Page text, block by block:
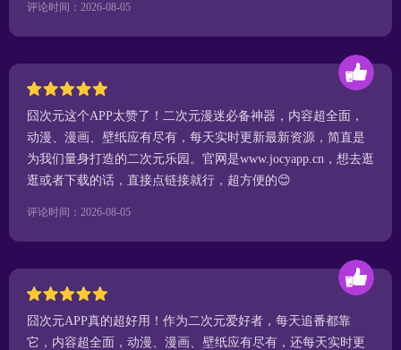
评论时间：2026-08-05
囧次元这个APP太赞了！二次元漫迷必备神器，内容超全面，
动漫、漫画、壁纸应有尽有，每天实时更新最新资源，简直是
为我们量身打造的二次元乐园。官网是www.jocyapp.cn，想去逛
逛或者下载的话，直接点链接就行，超方便的😊
评论时间：2026-08-05
囧次元APP真的超好用！作为二次元爱好者，每天追番都靠
它，内容超全面，动漫、漫画、壁纸应有尽有，还每天实时更